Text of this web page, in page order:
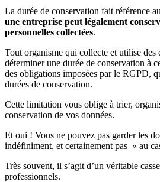
La durée de conservation fait référence au
une entreprise peut légalement
personnelles collectées.
Tout organisme qui collecte et utilise des
déterminer une durée de conservation à
des obligations imposées par le RGPD,
durées de conservation.
Cette limitation vous oblige à trier,
conservation de vos données.
Et oui ! Vous ne pouvez pas garder les
indéfiniment, et certainement pas « au
Très souvent, il s’agit d’un véritable
professionnels.